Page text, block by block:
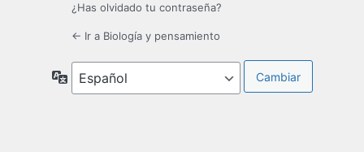
¿Has olvidado tu contraseña?
← Ir a Biología y pensamiento
Idioma